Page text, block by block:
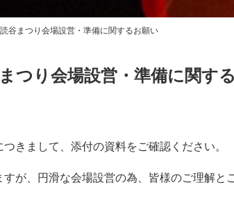
読谷まつり会場設営・準備に関するお願い
まつり会場設営・準備に関す
きまして、添付の資料をご確認ください。
が、円滑な会場設営の為、皆様のご理解と